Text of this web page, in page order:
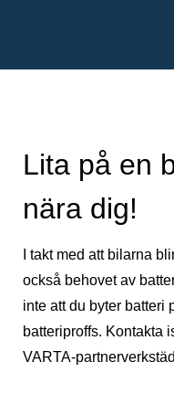
Lita på en
nära dig!
I takt med att bilarna
också behovet av
inte att du byter batteri
batteriproffs. Kontakta
VARTA-